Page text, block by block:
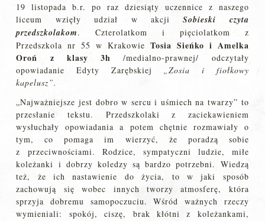
19 listopada b.r. po raz dziesiąty uczennice z naszego
liceum wzięły udział w akcjiSobieski czyta
przedszkolakom. Czterolatkom i pięciolatkom z
Przedszkola nr 55 w Krakowie Tosia Sieńko i Amelka
Oroń z klasy 3h /medialno-prawnej/ odczytały
opowiadanie Edyty Zarębskiej „Zosia i fiołkowy
kapelusz”.
„Najważniejsze jest dobro w sercu i uśmiech na twarzy” to
przesłanie tekstu. Przedszkolaki z zaciekawieniem
wysłuchały opowiadania a potem chętnie rozmawiały o
tym, co pomaga im wierzyć, że poradzą sobie
z przeciwnościami. Rodzice, sympatyczni ludzie, miłe
koleżanki i dobrzy koledzy są bardzo potrzebni. Wiedzą
też, że ich nastawienie do życia, to w jaki sposób
zachowują się wobec innych tworzy atmosferę, która
sprzyja dobremu samopoczuciu. Wśród ważnych rzeczy
wymieniali: spokój, ciszę, brak kłótni z koleżankami,